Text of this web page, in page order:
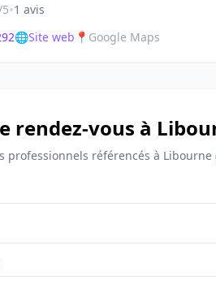
•1 avis
🌐Site web 📍 Google Maps
rendez-vous à
professionnels référencés à